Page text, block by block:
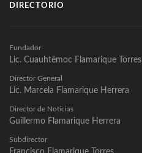
DIRECTORIO
Fundador
Lic. Cuauhtémoc Flamarique Torres
Director General
Lic. Marcela Flamarique Herrera
Director de Noticias
Guillermo Flamarique Herrera
Subdirector